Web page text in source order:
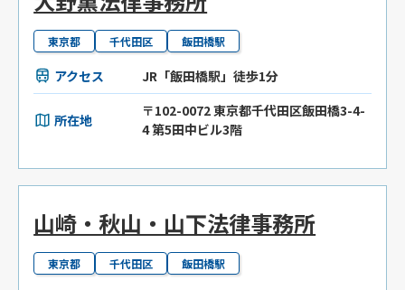
東京都 千代田区 飯田橋駅
アクセス JR「飯田橋駅」徒歩1分
所在地
〒102-0072 東京都千代田区飯田橋3-4-
4 第5田中ビル3階
山崎・秋山・山下法律事務所
東京都 千代田区 飯田橋駅